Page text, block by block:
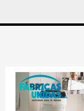
Mesa
de